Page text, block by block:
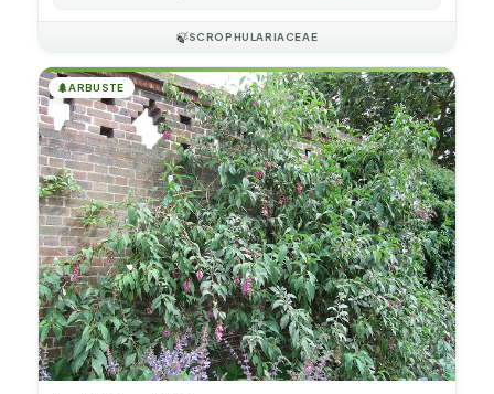
🍃SCROPHULARIACEAE
🌲ARBUSTE